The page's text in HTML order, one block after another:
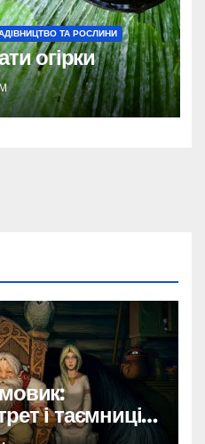
ТА РОСЛИНИ
огірки
і таємниці